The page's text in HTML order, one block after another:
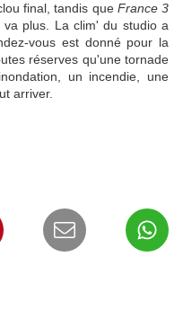
final, tandis que France 3
plus. La clim' du studio a
vous est donné pour la
réserves qu'une tornade
un incendie, une
arriver.